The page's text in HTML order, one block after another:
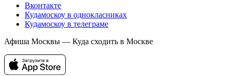
Вконтакте
Кудамоскоу в однокласниках
Кудамоскоу в телеграме
Афиша Москвы — Куда сходить в Москве